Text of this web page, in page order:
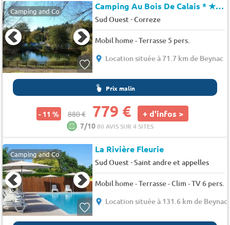
Camping and Co Camping Au Bois De Calais *★★★
Sud Ouest-Correze
Mobil home - Terrasse 5 pers.
Location située à 71.7 km de Beynac
Prix malin
- 11 % 880 € 779 € + d'infos >
7/1080 AVIS SUR 4 SITES
Camping and Co La Rivière Fleurie
Sud Ouest-Saint andre et appelles
Mobil home - Terrasse - Clim - TV 6 pers.
Location située à 131.6 km de Beynac